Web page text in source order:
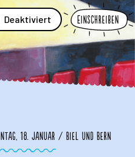
Deaktiviert Einschreiben
18. Januar / Biel und Bern